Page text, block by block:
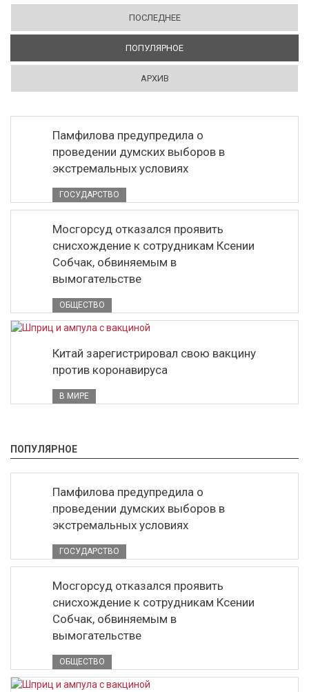
ПОСЛЕДНЕЕ
ПОПУЛЯРНОЕ
АРХИВ
Памфилова предупредила о
проведении думских выборов в
экстремальных условиях
ГОСУДАРСТВО
Мосгорсуд отказался проявить
снисхождение к сотрудникам Ксении
Собчак, обвиняемым в
вымогательстве
ОБЩЕСТВО
Китай зарегистрировал свою вакцину
против коронавируса
В МИРЕ
ПОПУЛЯРНОЕ
Памфилова предупредила о
проведении думских выборов в
экстремальных условиях
ГОСУДАРСТВО
Мосгорсуд отказался проявить
снисхождение к сотрудникам Ксении
Собчак, обвиняемым в
вымогательстве
ОБЩЕСТВО